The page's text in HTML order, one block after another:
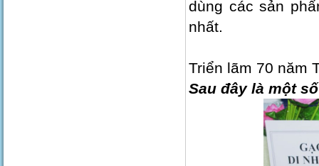
dùng các sản
nhất.
Triển lãm 70 năm
Sau đây là một